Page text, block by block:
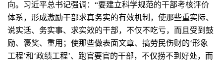
向。习近平总书记强调：“要建立科学规范的干部考核评价
体系，形成激励干部求真务实的有效机制，使那些重实际、
说实话、务实事、求实效的干部，不仅不吃亏，而且受到鼓
励、褒奖、重用；使那些做表面文章、搞劳民伤财的‘形象
工程’和‘政绩工程’、跑官要官的干部，不仅捞不到好处，而